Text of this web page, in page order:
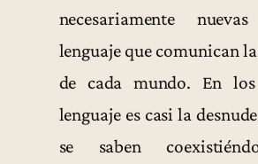
necesariamente
lenguaje que comunican
de cada mundo. En
lenguaje es casi la
se saben